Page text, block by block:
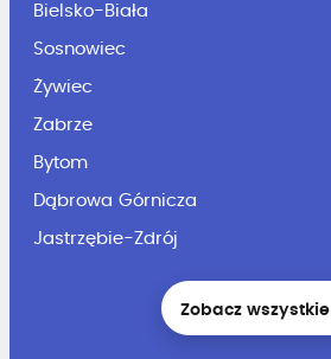
Bielsko-Biała
Sosnowiec
Żywiec
Zabrze
Bytom
Dąbrowa Górnicza
Jastrzębie-Zdrój
Zobacz wszystkie